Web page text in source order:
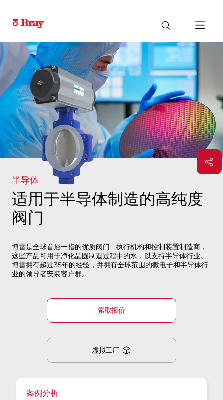
半导体
适用于半导体制造的高纯度
阀门
博雷是全球首屈一指的优质阀门、执行机构和控制装置制造商，
这些产品可用于净化晶圆制造过程中的水，以支持半导体行业。
博雷拥有超过35年的经验，并拥有全球范围的微电子和半导体行
业的领导者安装客户群。
虚拟工厂​​​​​​​
索取报价
案例分析